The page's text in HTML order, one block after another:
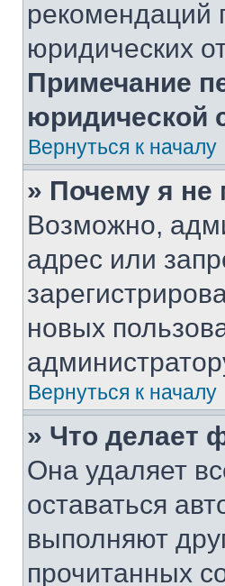
рекомендаций
юридических
Примечание
юридической
Вернуться к началу
» Почему я не
Возможно,
адрес или
новых
Вернуться к началу
» Что делает
Она удаляет
оставаться
выполняют
прочитанных